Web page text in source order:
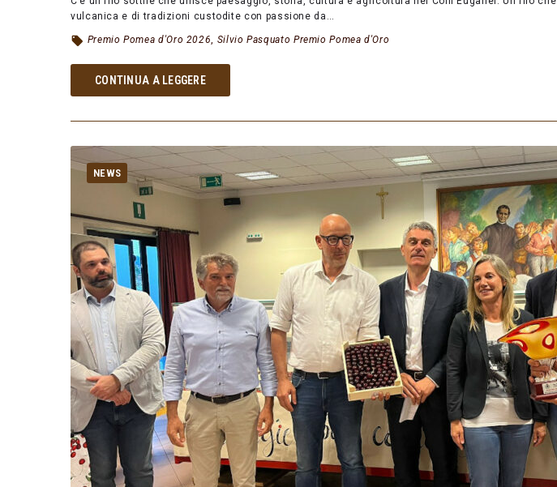
vulcanica e di tradizioni custodite con passione da…
Premio Pomea d'Oro 2026, Silvio Pasquato Premio Pomea d'Oro
CONTINUA A LEGGERE
NEWS